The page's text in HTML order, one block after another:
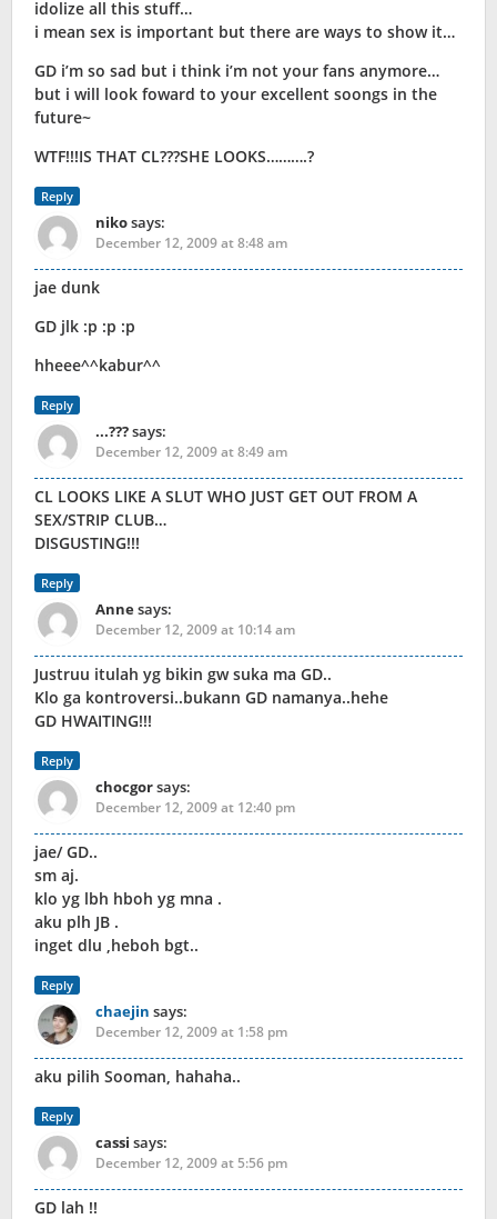
idolize all this stuff…
i mean sex is important but there are ways to show it…
GD i’m so sad but i think i’m not your fans anymore…
but i will look foward to your excellent soongs in the
future~
WTF!!!IS THAT CL???SHE LOOKS……….?
Reply
nikosays:
December 12, 2009 at 8:48 am
jae dunk
GD jlk :p :p :p
hheee^^kabur^^
Reply
...???says:
December 12, 2009 at 8:49 am
CL LOOKS LIKE A SLUT WHO JUST GET OUT FROM A
SEX/STRIP CLUB…
DISGUSTING!!!
Reply
Annesays:
December 12, 2009 at 10:14 am
Justruu itulah yg bikin gw suka ma GD..
Klo ga kontroversi..bukann GD namanya..hehe
GD HWAITING!!!
Reply
chocgorsays:
December 12, 2009 at 12:40 pm
jae/ GD..
sm aj.
klo yg lbh hboh yg mna .
aku plh JB .
inget dlu ,heboh bgt..
Reply
chaejin says:
December 12, 2009 at 1:58 pm
aku pilih Sooman, hahaha..
Reply
cassi says:
December 12, 2009 at 5:56 pm
GD lah !!